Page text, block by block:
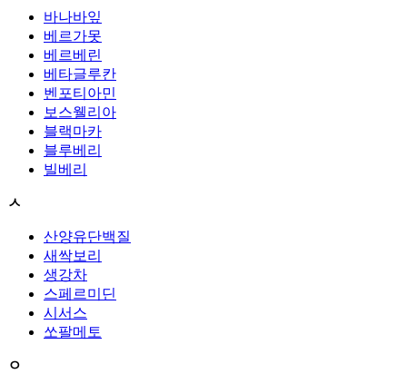
바나바잎
베르가못
베르베린
베타글루칸
벤포티아민
보스웰리아
블랙마카
블루베리
빌베리
ㅅ
산양유단백질
새싹보리
생강차
스페르미딘
시서스
쏘팔메토
ㅇ